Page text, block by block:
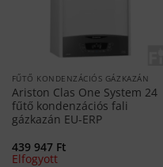
FŰTŐ KONDENZÁCIÓS GÁZKAZÁN
Ariston Clas One System 24
fűtő kondenzációs fali
gázkazán EU-ERP
439 947 Ft
Elfogyott